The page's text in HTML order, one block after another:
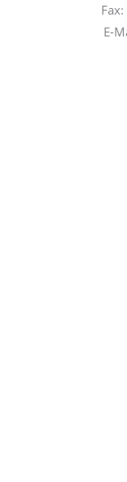
Fax:
E-